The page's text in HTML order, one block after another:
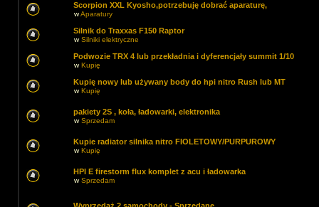
Scorpion XXL Kyosho,potrzebuję dobrać aparaturę,
wAparatury
Silnik do Traxxas F150 Raptor
wSilniki elektryczne
Podwozie TRX 4 lub przekładnia i dyferencjały summit 1/10
wKupię
Kupię nowy lub używany body do hpi nitro Rush lub MT
wKupię
pakiety 2S , koła, ładowarki, elektronika
wSprzedam
Kupie radiator silnika nitro FIOLETOWY/PURPUROWY
wKupię
HPI E firestorm flux komplet z acu i ładowarka
wSprzedam